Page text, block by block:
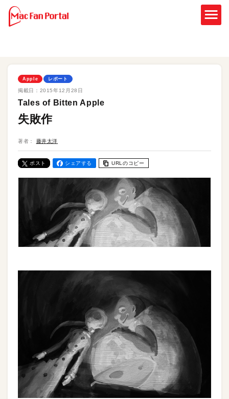
Apple レポート
掲載日： 2015年12月28日
Tales of Bitten Apple
失敗作
著者： 藤井太洋
ポスト シェアする URLのコピー